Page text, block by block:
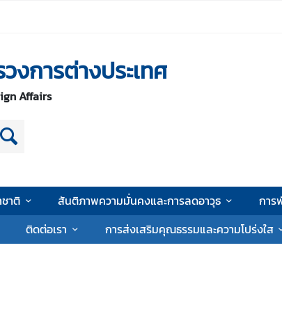
งการต่างประเทศ
Affairs
าติ สันติภาพความมั่นคงและการลดอาวุธ
การ
ติดต่อเรา การส่งเสริมคุณธรรมและความโปร่งใส